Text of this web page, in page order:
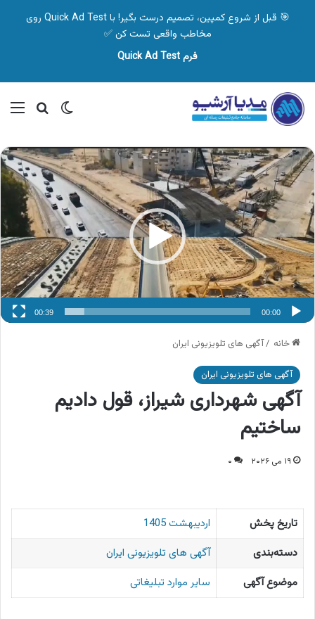
🎯 قبل از شروع کمپین، تصمیم درست بگیر! با Quick Ad Test روی
مخاطب واقعی تست کن ✅
فرم Quick Ad Test
تغییر پوسته
نمایشگر
ویدیو
00:00
00:39
خانه /آگهی های تلویزیونی ایران
آگهی های تلویزیونی ایران
آگهی شهرداری شیراز، قول دادیم
ساختیم
۱۹ می ۲۰۲۶ ۰
تاریخ پخش
اردیبهشت 1405
دسته‌بندی
آگهی های تلویزیونی ایران
موضوع آگهی
سایر موارد تبلیغاتی